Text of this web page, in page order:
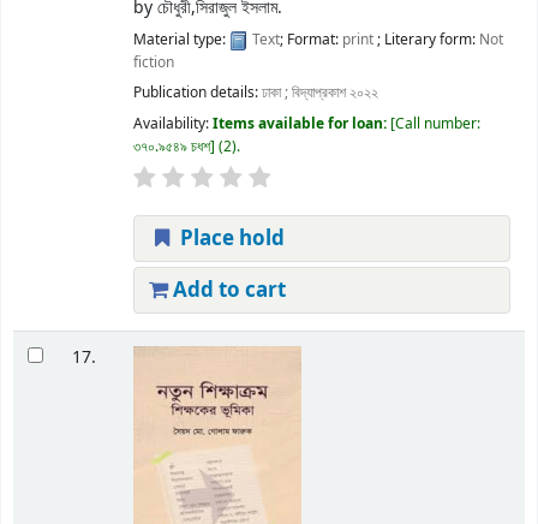
byচৌধুরী,সিরাজুল ইসলাম.
Material type: Text; Format: print; Literary form: Not
fiction
Publication details:ঢাকা ;বিদ্যাপ্রকাশ ২০২২
Availability:Items available for loan: Call number:
৩৭০.৯৫৪৯ চধশ (2).
Place hold
Add to cart
17.